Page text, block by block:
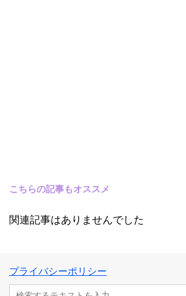
こちらの記事もオススメ
関連記事はありませんでした
プライバシーポリシー